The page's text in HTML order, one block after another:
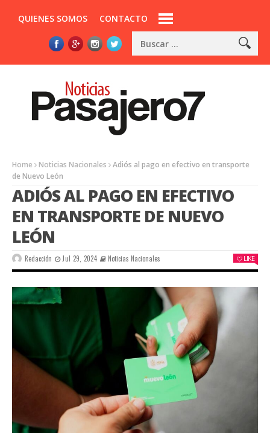
QUIENES SOMOS CONTACTO
Home Noticias Nacionales
Adiós al pago en efectivo en transporte
de Nuevo León
ADIÓS AL PAGO EN EFECTIVO
EN TRANSPORTE DE NUEVO
LEÓN
Redacción Jul 29, 2024 Noticias Nacionales LIKE